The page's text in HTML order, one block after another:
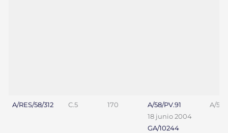
A/RES/58/312 C.5 170
A/58/PV.91
18 junio 2004
GA/10244
A/58/